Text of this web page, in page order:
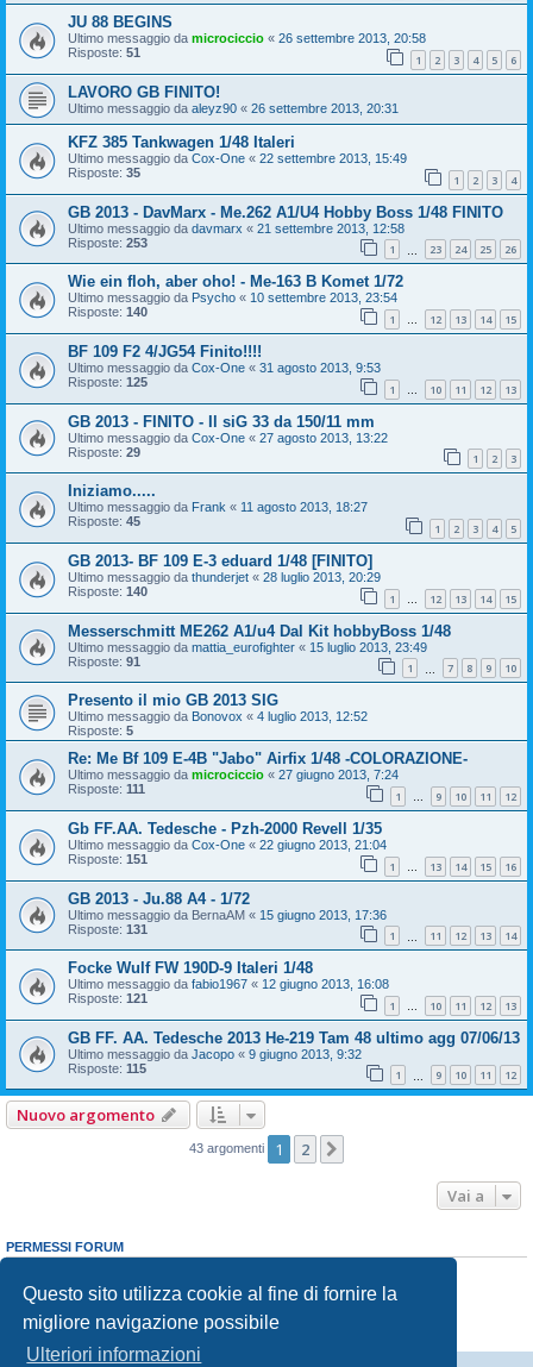
Questo sito utilizza cookie al fine di fornire la
migliore navigazione possibile
Ulteriori informazioni
JU 88 BEGINS
Ultimo messaggio da microciccio « 26 settembre 2013, 20:58
Risposte: 51 1 2 3 4 5 6
LAVORO GB FINITO!
Ultimo messaggio da aleyz90 « 26 settembre 2013, 20:31
KFZ 385 Tankwagen 1/48 Italeri
Ultimo messaggio da Cox-One « 22 settembre 2013, 15:49
Risposte: 35 1 2 3 4
GB 2013 - DavMarx - Me.262 A1/U4 Hobby Boss 1/48 FINITO
Ultimo messaggio da davmarx « 21 settembre 2013, 12:58
Risposte: 253 1 23 24 25 26
Wie ein floh, aber oho! - Me-163 B Komet 1/72
Ultimo messaggio da Psycho « 10 settembre 2013, 23:54
Risposte: 140 1 … 12 13 14 15
BF 109 F2 4/JG54 Finito!!!!
Ultimo messaggio da Cox-One « 31 agosto 2013, 9:53
Risposte: 125 1 … 10 11 12 13
GB 2013 - FINITO - Il siG 33 da 150/11 mm
Ultimo messaggio da Cox-One « 27 agosto 2013, 13:22
Risposte: 29 1 2 3
Iniziamo.....
Ultimo messaggio da Frank « 11 agosto 2013, 18:27
Risposte: 45 1 2 3 4 5
GB 2013- BF 109 E-3 eduard 1/48 [FINITO]
Ultimo messaggio da thunderjet « 28 luglio 2013, 20:29
Risposte: 140 1 … 12 13 14 15
Messerschmitt ME262 A1/u4 Dal Kit hobbyBoss 1/48
Ultimo messaggio da mattia_eurofighter « 15 luglio 2013, 23:49
Risposte: 91 1 7 8 9 10
Presento il mio GB 2013 SIG
Ultimo messaggio da Bonovox « 4 luglio 2013, 12:52
Risposte: 5
Re: Me Bf 109 E-4B "Jabo" Airfix 1/48 -COLORAZIONE-
Ultimo messaggio da microciccio « 27 giugno 2013, 7:24
Risposte: 111 1 … 9 10 11 12
Gb FF.AA. Tedesche - Pzh-2000 Revell 1/35
Ultimo messaggio da Cox-One « 22 giugno 2013, 21:04
Risposte: 151 1 13 14 15 16
GB 2013 - Ju.88 A4 - 1/72
Ultimo messaggio da BernaAM « 15 giugno 2013, 17:36
Risposte: 131 1 11 12 13 14
Focke Wulf FW 190D-9 Italeri 1/48
Ultimo messaggio da fabio1967 « 12 giugno 2013, 16:08
Risposte: 121 1 … 10 11 12 13
GB FF. AA. Tedesche 2013 He-219 Tam 48 ultimo agg 07/06/13
Ultimo messaggio da Jacopo « 9 giugno 2013, 9:32
Risposte: 115 1 9 10 11 12
Nuovo argomento
43 argomenti 1 2
Vai a
PERMESSI FORUM
Non puoirispondere negli argomenti
Non puoimodificare i tuoi messaggi
Non puoicancellare i tuoi messaggi
Non puoi
inviare allegati